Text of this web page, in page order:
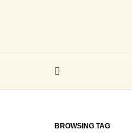
BROWSING TAG